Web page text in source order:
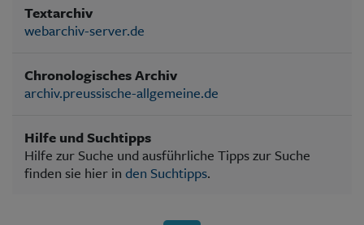
Textarchiv
webarchiv-server.de
Chronologisches Archiv
archiv.preussische-allgemeine.de
Hilfe und Suchtipps
Hilfe zur Suche und ausführliche Tipps zur Suche
finden sie hier in den Suchtipps.